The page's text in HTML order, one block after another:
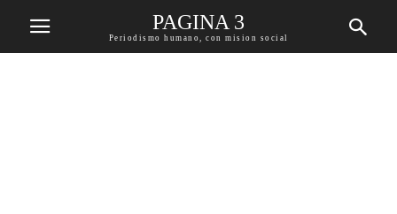
PAGINA 3
Periodismo humano, con mision social